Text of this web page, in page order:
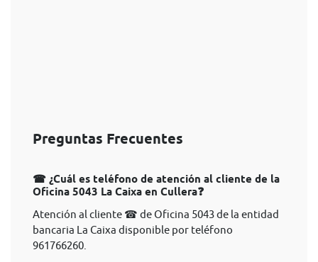
Preguntas Frecuentes
☎ ¿Cuál es teléfono de atención al cliente de la
Oficina 5043 La Caixa en Cullera❓
Atención al cliente ☎ de Oficina 5043 de la entidad
bancaria La Caixa disponible por teléfono
961766260.